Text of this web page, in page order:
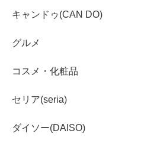
キャンドゥ(CAN DO)
グルメ
コスメ・化粧品
セリア(seria)
ダイソー(DAISO)